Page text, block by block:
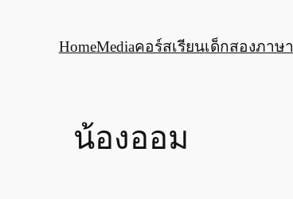
HomeMediaคอร์สเรียนเด็กสองภาษา
น้องออม